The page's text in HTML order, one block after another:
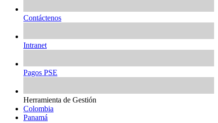
Contáctenos
Intranet
Pagos PSE
Herramienta de Gestión
Colombia
Panamá